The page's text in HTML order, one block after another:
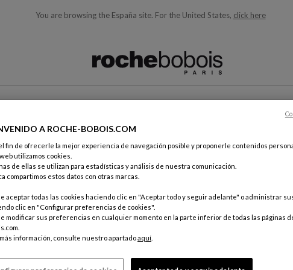
You are browsing the España site. For the United States, click here
aquí debajo acorde con lo que está buscando)
CONTACTO
Por
Servicio
A ROCHE-BOBOIS.COM
fin de ofrecerle la mejor experiencia de navegación posible y proponerle contenidos
utilizamos cookies.
de ellas se utilizan para estadísticas y análisis de nuestra comunicación.
compartimos estos datos con otras marcas.
aceptar todas las cookies haciendo clic en "Aceptar todo y seguir adelante" o administrar
clic en "Configurar preferencias de cookies".
modificar sus preferencias en cualquier momento en la parte inferior de todas las páginas
información, consulte nuestro apartadoaquí